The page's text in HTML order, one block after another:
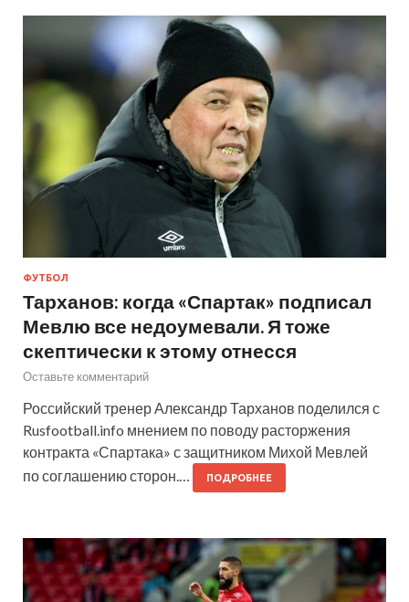
ФУТБОЛ
Тарханов: когда «Спартак» подписал
Мевлю все недоумевали. Я тоже
скептически к этому отнесся
Оставьте комментарий
Российский тренер Александр Тарханов поделился с
Rusfootball.info мнением по поводу расторжения
контракта «Спартака» с защитником Михой Мевлей
по соглашению сторон.…
ПОДРОБНЕЕ